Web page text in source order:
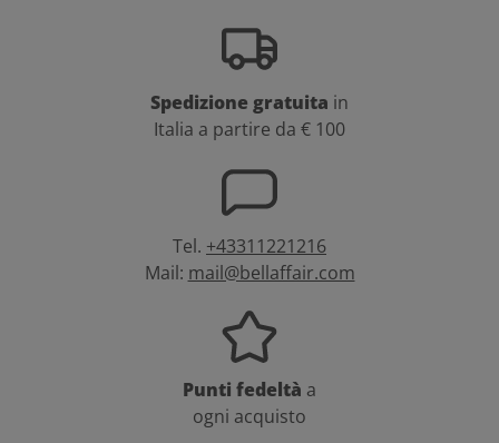
Spedizione gratuita in
Italia a partire da € 100
Tel. +43311221216
Mail: mail@bellaffair.com
Punti fedeltà a
ogni acquisto